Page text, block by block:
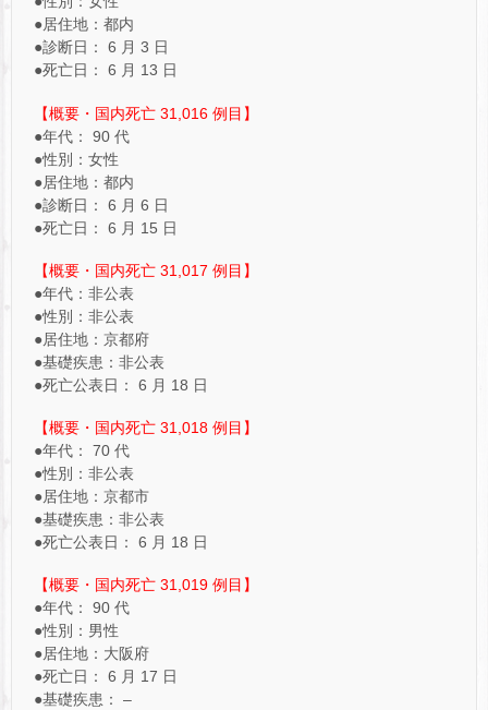
●居住地：都内
●診断日： 6 月 3 日
●死亡日： 6 月 13 日
【概要・国内死亡 31,016 例目】
●年代： 90 代
●性別：女性
●居住地：都内
●診断日： 6 月 6 日
●死亡日： 6 月 15 日
【概要・国内死亡 31,017 例目】
●年代：非公表
●性別：非公表
●居住地：京都府
●基礎疾患：非公表
●死亡公表日： 6 月 18 日
【概要・国内死亡 31,018 例目】
●年代： 70 代
●性別：非公表
●居住地：京都市
●基礎疾患：非公表
●死亡公表日： 6 月 18 日
【概要・国内死亡 31,019 例目】
●年代： 90 代
●性別：男性
●居住地：大阪府
●死亡日： 6 月 17 日
●基礎疾患： –